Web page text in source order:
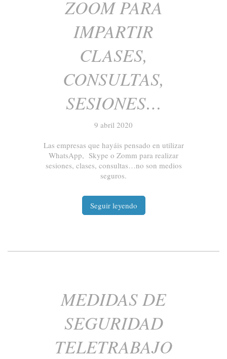
ZOOM PARA
IMPARTIR
CLASES,
CONSULTAS,
SESIONES…
9 abril 2020
Las empresas que hayáis pensado en utilizar
WhatsApp, Skype o Zomm para realizar
sesiones, clases, consultas…no son medios
seguros.
Seguir leyendo
MEDIDAS DE
SEGURIDAD
TELETRABAJO